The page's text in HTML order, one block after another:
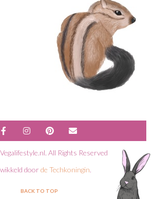
All Rights Reserved
door de Techkoningin.
BACK TO TOP